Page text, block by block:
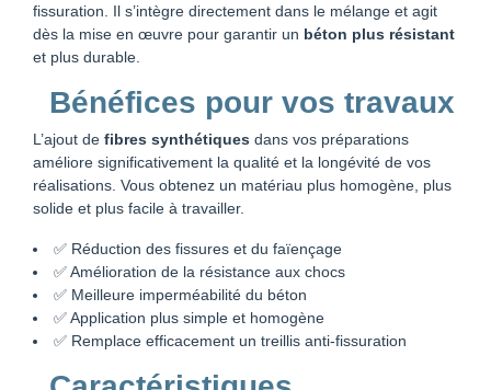
fissuration. Il s’intègre directement dans le mélange et agit
dès la mise en œuvre pour garantir un béton plus résistant
et plus durable.
Bénéfices pour vos travaux
L’ajout de fibres synthétiques dans vos préparations
améliore significativement la qualité et la longévité de vos
réalisations. Vous obtenez un matériau plus homogène, plus
solide et plus facile à travailler.
✅ Réduction des fissures et du faïençage
✅ Amélioration de la résistance aux chocs
✅ Meilleure imperméabilité du béton
✅ Application plus simple et homogène
✅ Remplace efficacement un treillis anti-fissuration